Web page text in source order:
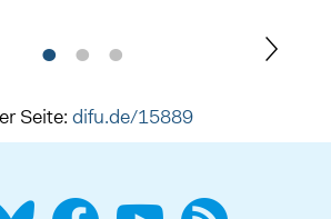
Seite: difu.de/15889